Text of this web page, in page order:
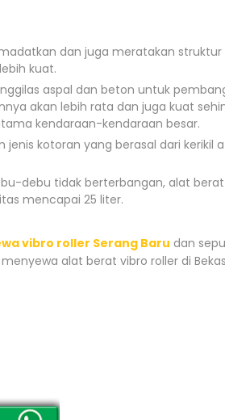
dan juga meratakan
kuat.
aspal dan beton untuk
akan lebih rata dan juga kuat
kendaraan-kendaraan besar.
kotoran yang berasal dari kerikil
debu tidak berterbangan, alat
mencapai 25 liter.
vibro roller Serang Baru dan
alat berat vibro roller di